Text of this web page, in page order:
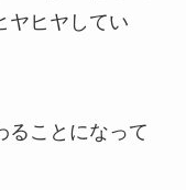
ヤヒヤしてい
ることになって